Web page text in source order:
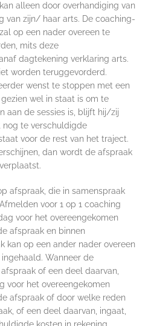
alleen door overhandiging van
van zijn/ haar arts. De coaching-
op een nader overeen te
mits deze
dagtekening verklaring arts.
worden teruggevorderd.
wenst te stoppen met een
wel in staat is om te
aan de sessies is, blijft hij/zij
te verschuldigde
voor de rest van het traject.
dan wordt de afspraak
afspraak, die in samenspraak
voor 1 op 1 coaching
voor het overeengekomen
afspraak en binnen
kan op een ander nader overeen
Wanneer de
of een deel daarvan,
voor het overeengekomen
afspraak of door welke reden
of een deel daarvan, ingaat,